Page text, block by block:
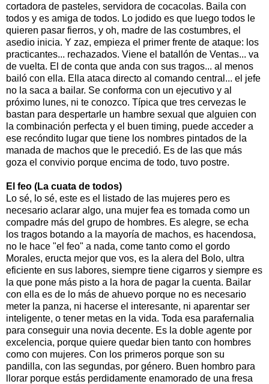
cortadora de pasteles, servidora de cocacolas. Baila con
todos y es amiga de todos. Lo jodido es que luego todos le
quieren pasar fierros, y oh, madre de las costumbres, el
asedio inicia. Y zaz, empieza el primer frente de ataque: los
practicantes... rechazados. Viene el batallón de Ventas... va
de vuelta. El de conta que anda con sus tragos... al menos
bailó con ella. Ella ataca directo al comando central... el jefe
no la saca a bailar. Se conforma con un ejecutivo y al
próximo lunes, ni te conozco. Típica que tres cervezas le
bastan para despertarle un hambre sexual que alguien con
la combinación perfecta y el buen timing, puede acceder a
ese recóndito lugar que tiene los nombres pintados de la
manada de machos que le precedió. Es de las que más
goza el convivio porque encima de todo, tuvo postre.
El feo (La cuata de todos)
Lo sé, lo sé, este es el listado de las mujeres pero es
necesario aclarar algo, una mujer fea es tomada como un
compadre más del grupo de hombres. Es alegre, se echa
los tragos botando a la mayoría de machos, es hacendosa,
no le hace "el feo" a nada, come tanto como el gordo
Morales, eructa mejor que vos, es la alera del Bolo, ultra
eficiente en sus labores, siempre tiene cigarros y siempre es
la que pone más pisto a la hora de pagar la cuenta. Bailar
con ella es de lo más de ahuevo porque no es necesario
meter la panza, ni hacerse el interesante, ni aparentar ser
inteligente, o tener metas en la vida. Toda esa parafernalia
para conseguir una novia decente. Es la doble agente por
excelencia, porque quiere quedar bien tanto con hombres
como con mujeres. Con los primeros porque son su
pandilla, con las segundas, por género. Buen hombro para
llorar porque estás perdidamente enamorado de una fresa